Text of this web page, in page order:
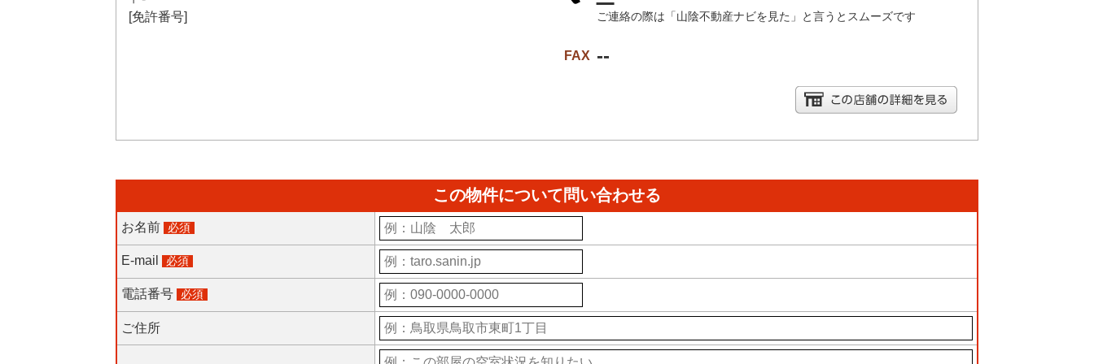
[免許番号]
ご連絡の際は「山陰不動産ナビを見た」と言うとスムーズです
FAX --